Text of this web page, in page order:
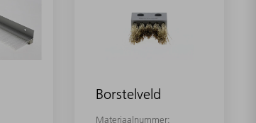
Borstelveld
Materiaalnummer: